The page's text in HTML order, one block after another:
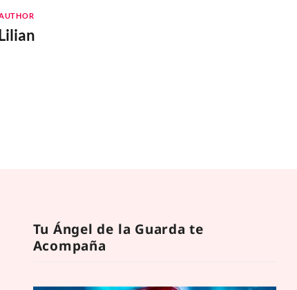
Tu Ángel de la Guarda te
Acompaña